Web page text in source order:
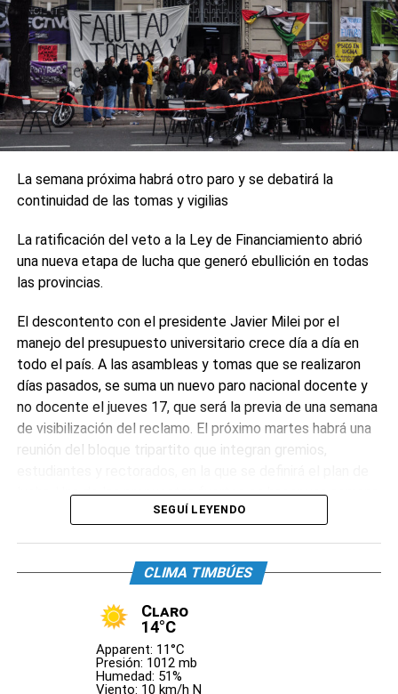
La semana próxima habrá otro paro y se debatirá la
continuidad de las tomas y vigilias
La ratificación del veto a la Ley de Financiamiento abrió
una nueva etapa de lucha que generó ebullición en todas
las provincias.
El descontento con el presidente Javier Milei por el
manejo del presupuesto universitario crece día a día en
todo el país. A las asambleas y tomas que se realizaron
días pasados, se suma un nuevo paro nacional docente y
no docente el jueves 17, que será la previa de una semana
de visibilización del reclamo. El próximo martes habrá una
reunión del bloque tripartito que integran gremios,
lucha. Una de las propuestas fuertes es hacer una semana
entera de marchas regionales para principios de
«cualquier cosa que pase». Lejos de apaciguar el reclamo,
conflicto más encendida y con mayor participación en las
provincias (en algunas hubo escraches a diputados), que
involucra también a gobernadores.
SEGUÍ LEYENDO
CLIMA TIMBÚES
Claro
14°C
Apparent: 11°C
Presión: 1012 mb
Humedad: 51%
Viento: 10 km/h N